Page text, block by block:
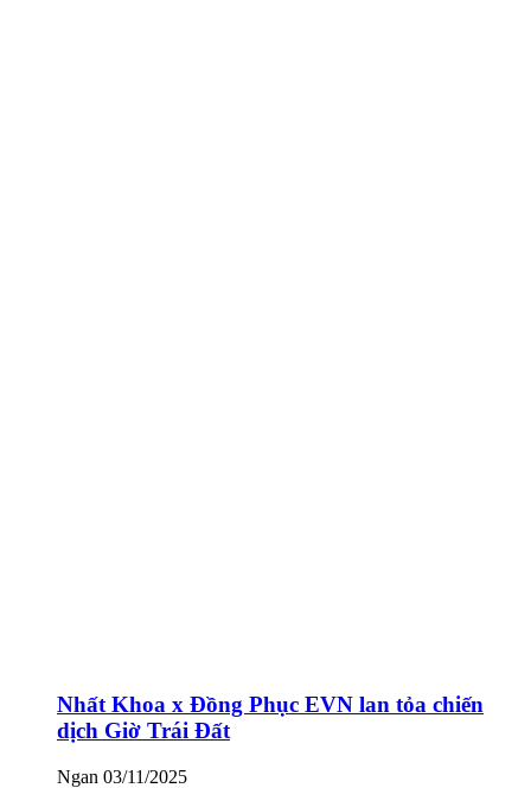
Nhất Khoa x Đồng Phục EVN lan tỏa chiến
dịch Giờ Trái Đất
Ngan 03/11/2025